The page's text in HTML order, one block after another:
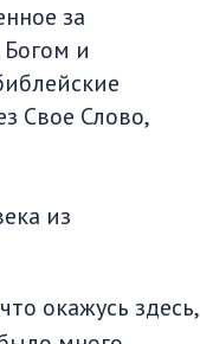
за
и
Свое Слово,
из
окажусь здесь,